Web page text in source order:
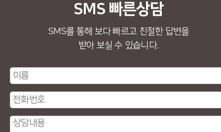
SMS 빠른상담
SMS를 통해 보다 빠르고 친절한 답변을
받아 보실 수 있습니다.